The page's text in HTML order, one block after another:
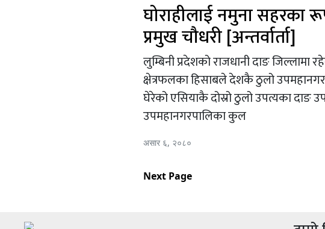
घोराहीलाई नमुना सहरका
प्रमुख चौधरी [अन्तर्वार्ता]
लुम्बिनी प्रदेशको राजधानी दाङ जिल्लामा
क्षेत्रफलका हिसाबले देशकै ठुलो
घेरेको एसियाकै दोस्रो ठुलो उपत्यका दाङ
उपमहानगरपालिका कुल
असार ६, २०८०
Next Page